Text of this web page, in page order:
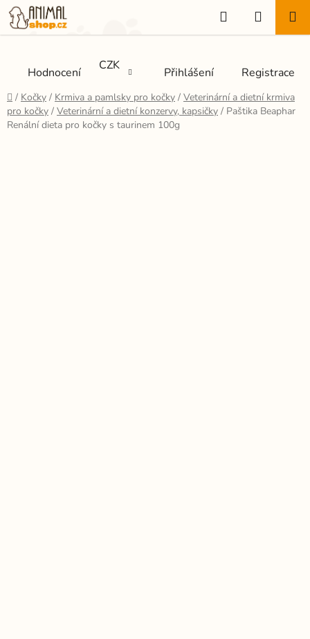
Přejít
na
obsah
Hodnocení CZK Přihlášení Registrace
Hledat
KOŠÍK
Domů
/ Kočky / Krmiva a pamlsky pro kočky / Veterinární a dietní krmiva
pro kočky / Veterinární a dietní konzervy, kapsičky / Paštika Beaphar
Renální dieta pro kočky s taurinem 100g